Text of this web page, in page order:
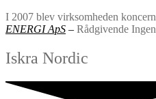
I 2007 blev virksomheden
ENERGI ApS – Rådgivende
Iskra Nordic